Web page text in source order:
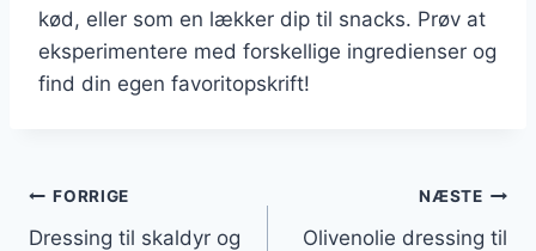
kød, eller som en lækker dip til snacks. Prøv at
eksperimentere med forskellige ingredienser og
find din egen favoritopskrift!
Indlægsnavigation
FORRIGE
Dressing til skaldyr og
NÆSTE
Olivenolie dressing til